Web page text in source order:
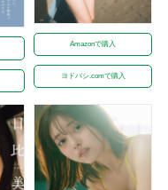
Amazonで購入
ヨドバシ.comで購入